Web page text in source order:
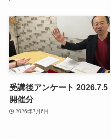
受講後アンケート 2026.7.5
開催分
2026年7月6日